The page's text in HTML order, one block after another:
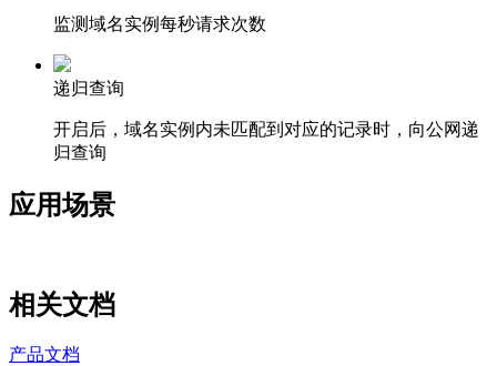
监测域名实例每秒请求次数
递归查询
开启后，域名实例内未匹配到对应的记录时，向公网递
归查询
应用场景
相关文档
产品文档